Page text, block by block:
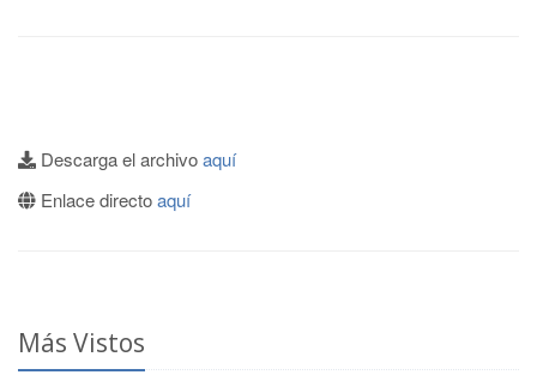
Descarga el archivoaquí
Enlace directoaquí
Más Vistos